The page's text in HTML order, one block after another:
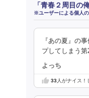
「青春２周目の
※ユーザーによる個人
『あの夏』の
プしてしまう
よっち
33人がナイス！